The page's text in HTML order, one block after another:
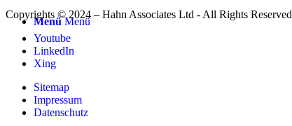
Menü Menü
Copyrights © 2024 – Hahn Associates Ltd - All Rights Reserved
Youtube
LinkedIn
Xing
Sitemap
Impressum
Datenschutz